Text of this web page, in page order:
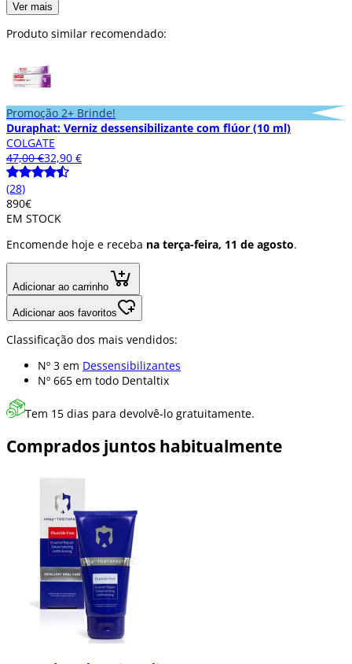
Ver mais
Produto similar recomendado:
Promoção 2+ Brinde!
Duraphat: Verniz dessensibilizante com flúor (10 ml)
COLGATE
47,00 €32,90 €
(28)
890€
EM STOCK
Encomende hoje e receba na terça-feira, 11 de agosto.
Adicionar ao carrinho
Adicionar aos favoritos
Classificação dos mais vendidos:
Nº 3 em Dessensibilizantes
Nº 665 em todo Dentaltix
Tem 15 dias para devolvê-lo gratuitamente.
Comprados juntos habitualmente